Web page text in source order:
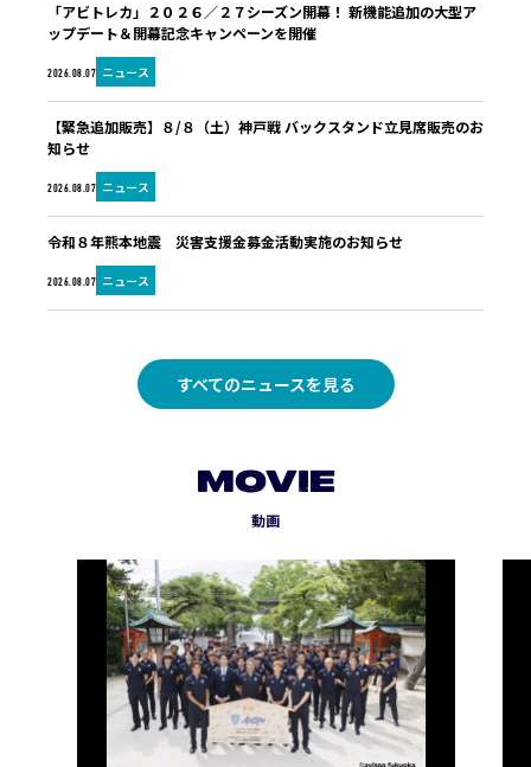
2026.08.07 ニュース
「アビトレカ」２０２６／２７シーズン開幕！ 新機能追加の大型ア
ップデート＆開幕記念キャンペーンを開催
2026.08.07 ニュース
【緊急追加販売】８/８（土）神戸戦 バックスタンド立見席販売のお
知らせ
2026.08.07 ニュース
令和８年熊本地震 災害支援金募金活動実施のお知らせ
すべてのニュースを見る
MOVIE
動画